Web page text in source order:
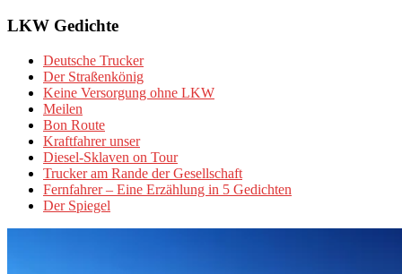
LKW Gedichte
Deutsche Trucker
Der Straßenkönig
Keine Versorgung ohne LKW
Meilen
Bon Route
Kraftfahrer unser
Diesel-Sklaven on Tour
Trucker am Rande der Gesellschaft
Fernfahrer – Eine Erzählung in 5 Gedichten
Der Spiegel